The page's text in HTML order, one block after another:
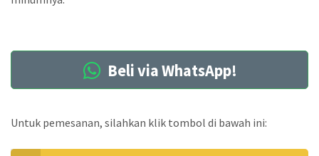
Beli via WhatsApp!
Untuk pemesanan, silahkan klik tombol di bawah ini: